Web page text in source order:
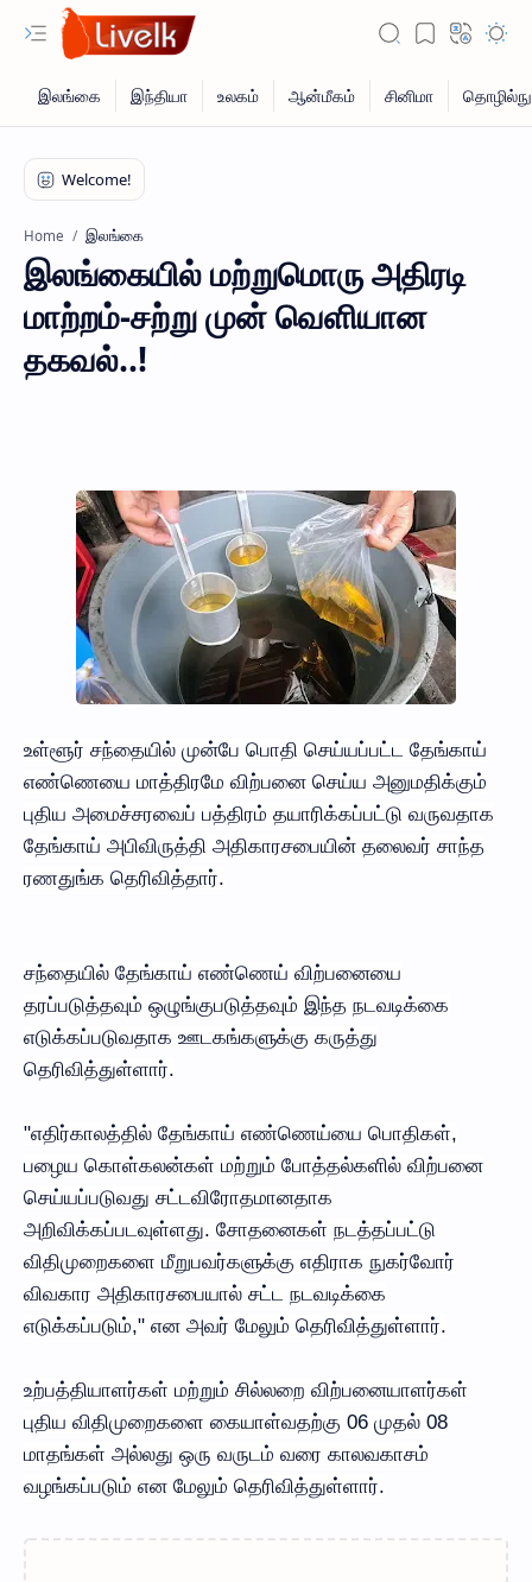
Home இலங்கை
இலங்கையில் மற்றுமொரு அதிரடி
மாற்றம்-சற்று முன் வெளியான
தகவல்..!
உள்ளூர் சந்தையில் முன்பே பொதி செய்யப்பட்ட தேங்காய்
எண்ணெயை மாத்திரமே விற்பனை செய்ய அனுமதிக்கும்
புதிய அமைச்சரவைப் பத்திரம் தயாரிக்கப்பட்டு வருவதாக
தேங்காய் அபிவிருத்தி அதிகாரசபையின் தலைவர் சாந்த
ரணதுங்க தெரிவித்தார்.
சந்தையில் தேங்காய் எண்ணெய் விற்பனையை
தரப்படுத்தவும் ஒழுங்குபடுத்தவும் இந்த நடவடிக்கை
எடுக்கப்படுவதாக ஊடகங்களுக்கு கருத்து
தெரிவித்துள்ளார்.
"எதிர்காலத்தில் தேங்காய் எண்ணெய்யை பொதிகள்,
பழைய கொள்கலன்கள் மற்றும் போத்தல்களில் விற்பனை
செய்யப்படுவது சட்டவிரோதமானதாக
அறிவிக்கப்படவுள்ளது. சோதனைகள் நடத்தப்பட்டு
விதிமுறைகளை மீறுபவர்களுக்கு எதிராக நுகர்வோர்
விவகார அதிகாரசபையால் சட்ட நடவடிக்கை
எடுக்கப்படும்," என அவர் மேலும் தெரிவித்துள்ளார்.
உற்பத்தியாளர்கள் மற்றும் சில்லறை விற்பனையாளர்கள்
புதிய விதிமுறைகளை கையாள்வதற்கு 06 முதல் 08
மாதங்கள் அல்லது ஒரு வருடம் வரை காலவகாசம்
வழங்கப்படும் என மேலும் தெரிவித்துள்ளார்.